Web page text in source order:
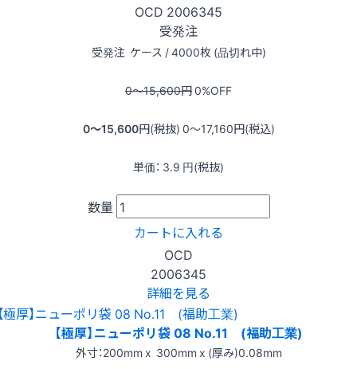
OCD 2006345
受発注
受発注 ケース / 4000枚 (品切れ中)
0〜15,600円0%OFF
0〜15,600円(税抜) 0〜17,160円(税込)
単価： 3.9 円(税抜)
数量
カートに入れる
OCD
2006345
詳細を見る
【極厚】ニューポリ袋 08 No.11 (福助工業)
外寸：200mm x 300mm x (厚み)0.08mm